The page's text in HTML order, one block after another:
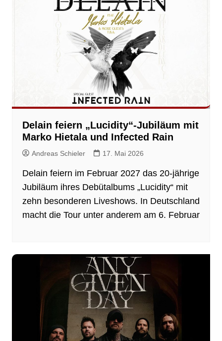
Delain feiern „Lucidity“-Jubiläum mit
Marko Hietala und Infected Rain
Andreas Schieler 17. Mai 2026
Delain feiern im Februar 2027 das 20-jährige
Jubiläum ihres Debütalbums „Lucidity“ mit
zehn besonderen Liveshows. In Deutschland
macht die Tour unter anderem am 6. Februar